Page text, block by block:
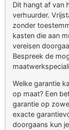
Dit hangt af van
verhuurder.
zonder
kasten die aan
vereisen
Bespreek de
Welke garantie
op maat? Een
garantie op
exacte
doorgaans kun